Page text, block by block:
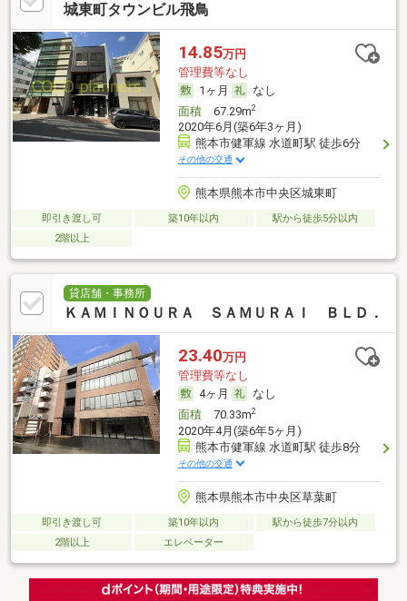
城東町タウンビル飛鳥
14.85万円
管理費等なし
1ヶ月
なし
面積67.29m2
2020年6月(築6年3ヶ月)
熊本市健軍線 水道町駅 徒歩6分
その他の交通
熊本県熊本市中央区城東町
即引き渡し可 築10年以内
駅から徒歩5分以内
2階以上
貸店舗・事務所
ＫＡＭＩＮＯＵＲＡ ＳＡＭＵＲＡＩ ＢＬＤ．
23.40万円
管理費等なし
4ヶ月
なし
面積70.33m2
2020年4月(築6年5ヶ月)
熊本市健軍線 水道町駅 徒歩8分
その他の交通
熊本県熊本市中央区草葉町
即引き渡し可 築10年以内
駅から徒歩7分以内
2階以上
エレベーター